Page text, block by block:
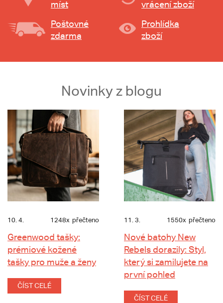
míst
vrácení zboží
Poštovné
zdarma
Prohlídka
zboží
Novinky z blogu
10. 4. 1248x přečteno
Greenwood tašky:
prémiové kožené
tašky pro muže a ženy
ČÍST CELÉ
11. 3. 1550x přečteno
Nové batohy New
Rebels dorazily: Styl,
který si zamilujete na
první pohled
ČÍST CELÉ